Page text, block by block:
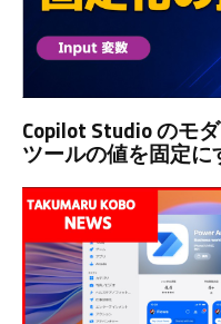
Copilot Studio のモ
ツールの値を固定